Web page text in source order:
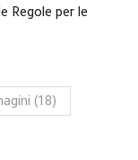
Regole per le
(18)